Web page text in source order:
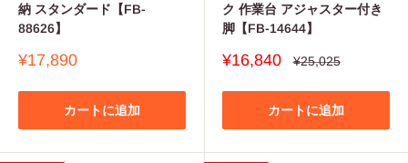
納 スタンダード【FB-
88626】
販
価
¥17,890
カートに追加
ク 作業台 アジャスター付き
脚【FB-14644】
販
価
¥16,840
通
¥25,025
カートに追加